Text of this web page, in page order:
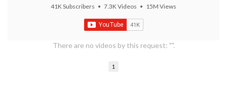
41K Subscribers • 7.3K Videos • 15M Views
There are no videos by this request: "".
1